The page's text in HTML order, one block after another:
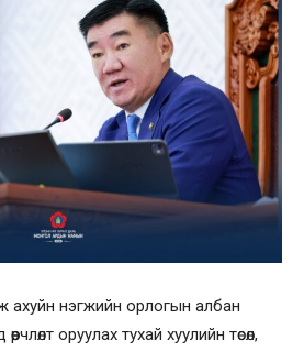
ахуйн нэгжийн орлогын албан
оруулах тухай хуулийн төсөл,